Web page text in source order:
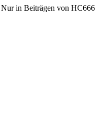
Nur in Beiträgen von HC666